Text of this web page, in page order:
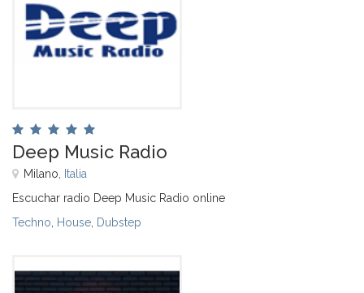
Deep Music Radio
Milano, Italia
Escuchar radio Deep Music Radio online
Techno House Dubstep